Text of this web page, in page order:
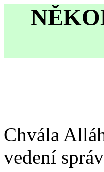
Chvála
vedení